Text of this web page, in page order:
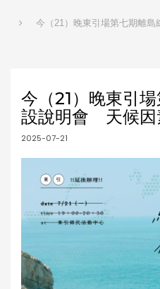
今（21）晚東引場第七期離
今（21）晚東引
設說明會 天候因
2025-07-21